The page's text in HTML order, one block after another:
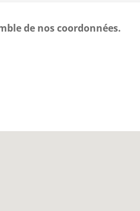
de nos coordonnées.